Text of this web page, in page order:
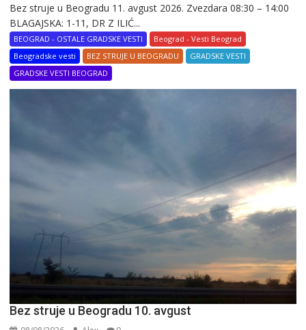
Bez struje u Beogradu 11. avgust 2026. Zvezdara 08:30 – 14:00
BLAGAJSKA: 1-11, DR Z ILIĆ...
BEOGRAD - OSTALE GRADSKE VESTI
Beograd - Vesti Beograd
Beogradske vesti
BEZ STRUJE U BEOGRADU
GRADSKE VESTI
GRADSKE VESTI BEOGRAD
Bez struje u Beogradu 10. avgust